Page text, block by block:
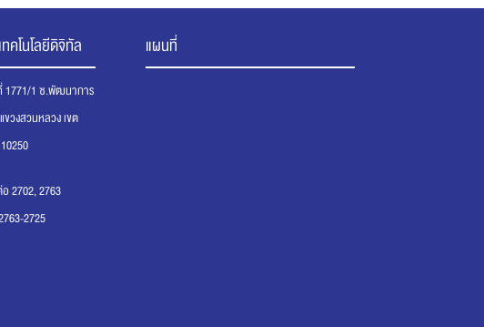
คโนโลยีดิจิทัล
1771/1 ซ.พัฒนาการ
วงสวนหลวง เขต
2702, 2763
2725
แผนที่